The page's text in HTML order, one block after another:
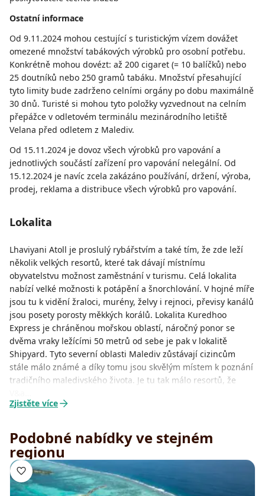
Ostatní informace
Od 9.11.2024 mohou cestující s turistickým vízem dovážet
omezené množství tabákových výrobků pro osobní potřebu.
Konkrétně mohou dovézt: až 200 cigaret (= 10 balíčků) nebo
25 doutníků nebo 250 gramů tabáku. Množství přesahující
tyto limity bude zadrženo celními orgány po dobu maximálně
30 dnů. Turisté si mohou tyto položky vyzvednout na celním
přepážce v odletovém terminálu mezinárodního letiště
Velana před odletem z Malediv.
Od 15.11.2024 je dovoz všech výrobků pro vapování a
jednotlivých součástí zařízení pro vapování nelegální. Od
15.12.2024 je navíc zcela zakázáno používání, držení, výroba,
prodej, reklama a distribuce všech výrobků pro vapování.
Lokalita
Lhaviyani Atoll je proslulý rybářstvím a také tím, že zde leží
několik velkých resortů, které tak dávají místnímu
obyvatelstvu možnost zaměstnání v turismu. Celá lokalita
nabízí velké možnosti k potápění a šnorchlování. V hojné míře
jsou tu k vidění žraloci, murény, želvy i rejnoci, převisy kanálů
jsou posety porosty měkkých korálů. Lokalita Kuredhoo
Express je chráněnou mořskou oblastí, náročný ponor se
dvěma vraky ležícími 50 metrů od sebe je pak v lokalitě
Shipyard. Tyto severní oblasti Malediv zůstávají cizincům
stále málo známé a díky tomu jsou skvělým místem k poznání
tradičního maledivského života. Je tu tak málo resortů, že
Zjistěte více
Podobné nabídky ve stejném
regionu